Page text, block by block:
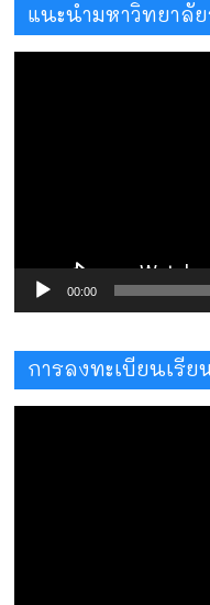
แนะนำมหาวิทยาลั
00:00
การลงทะเบียนเรี